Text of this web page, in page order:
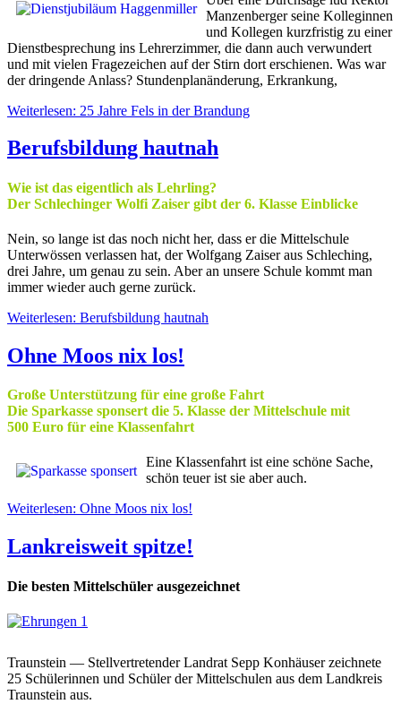
Manzenberger seine Kolleginnen
und Kollegen kurzfristig zu einer
Dienstbesprechung ins Lehrerzimmer, die dann auch verwundert
und mit vielen Fragezeichen auf der Stirn dort erschienen. Was war
der dringende Anlass? Stundenplanänderung, Erkrankung,
Weiterlesen: 25 Jahre Fels in der Brandung
Berufsbildung hautnah
Wie ist das eigentlich als Lehrling?
Der Schlechinger Wolfi Zaiser gibt der 6. Klasse Einblicke
Nein, so lange ist das noch nicht her, dass er die Mittelschule
Unterwössen verlassen hat, der Wolfgang Zaiser aus Schleching,
drei Jahre, um genau zu sein. Aber an unsere Schule kommt man
immer wieder auch gerne zurück.
Weiterlesen: Berufsbildung hautnah
Ohne Moos nix los!
Große Unterstützung für eine große Fahrt
Die Sparkasse sponsert die 5. Klasse der Mittelschule mit
500 Euro für eine Klassenfahrt
Eine Klassenfahrt ist eine schöne Sache,
schön teuer ist sie aber auch.
Weiterlesen: Ohne Moos nix los!
Lankreisweit spitze!
Die besten Mittelschüler ausgezeichnet
Traunstein — Stellvertretender Landrat Sepp Konhäuser zeichnete
25 Schülerinnen und Schüler der Mittelschulen aus dem Landkreis
Traunstein aus.